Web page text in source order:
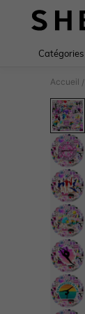
Catégories
Accueil /